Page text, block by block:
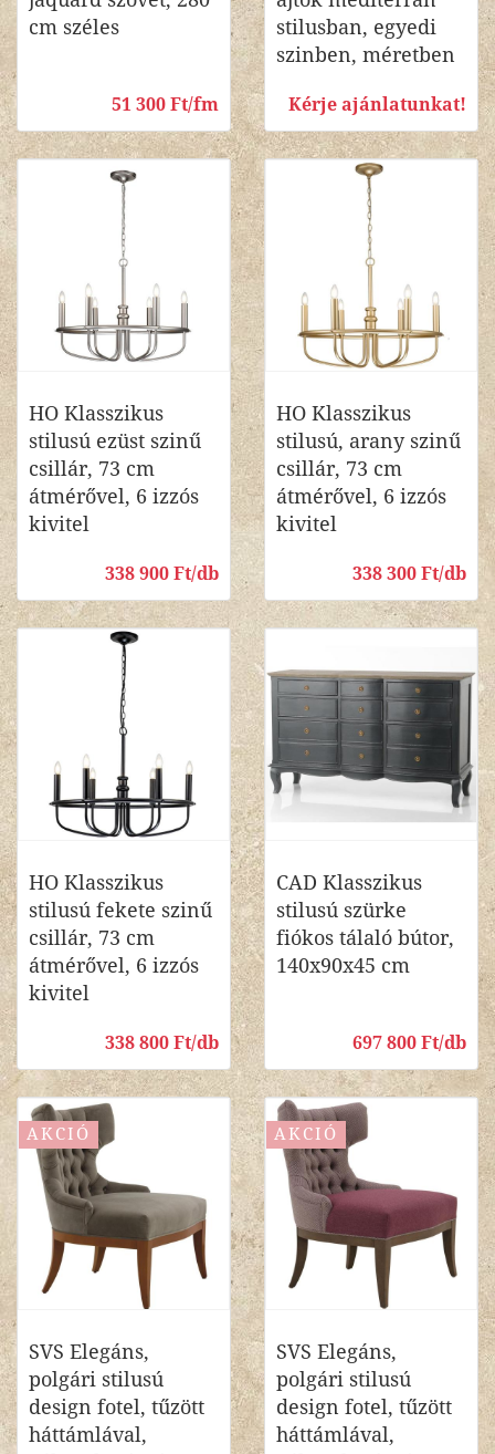
cm széles
51 300 Ft/fm
stilusban, egyedi
szinben, méretben
Kérje ajánlatunkat!
HO Klasszikus
stilusú ezüst szinű
csillár, 73 cm
átmérővel, 6 izzós
kivitel
338 900 Ft/db
HO Klasszikus
stilusú, arany szinű
csillár, 73 cm
átmérővel, 6 izzós
kivitel
338 300 Ft/db
HO Klasszikus
stilusú fekete szinű
csillár, 73 cm
átmérővel, 6 izzós
kivitel
338 800 Ft/db
CAD Klasszikus
stilusú szürke
fiókos tálaló bútor,
140x90x45 cm
697 800 Ft/db
AKCIÓ
SVS Elegáns,
polgári stilusú
design fotel, tűzött
háttámlával,
AKCIÓ
SVS Elegáns,
polgári stilusú
design fotel, tűzött
háttámlával,